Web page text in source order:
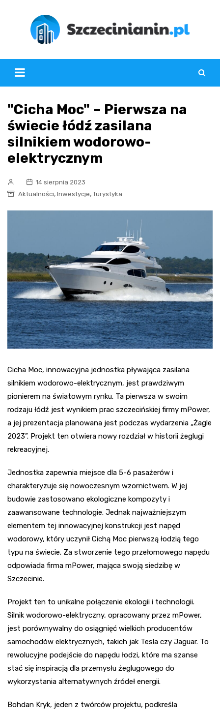
"Cicha Moc" – Pierwsza na
świecie łódź zasilana
silnikiem wodorowo-
elektrycznym
14 sierpnia 2023
Aktualności, Inwestycje, Turystyka
Cicha Moc, innowacyjna jednostka pływająca zasilana
silnikiem wodorowo-elektrycznym, jest prawdziwym
pionierem na światowym rynku. Ta pierwsza w swoim
rodzaju łódź jest wynikiem prac szczecińskiej firmy mPower,
a jej prezentacja planowana jest podczas wydarzenia „Żagle
2023”. Projekt ten otwiera nowy rozdział w historii żeglugi
rekreacyjnej.
Jednostka zapewnia miejsce dla 5-6 pasażerów i
charakteryzuje się nowoczesnym wzornictwem. W jej
budowie zastosowano ekologiczne kompozyty i
zaawansowane technologie. Jednak najważniejszym
elementem tej innowacyjnej konstrukcji jest napęd
wodorowy, który uczynił Cichą Moc pierwszą łodzią tego
typu na świecie. Za stworzenie tego przełomowego napędu
odpowiada firma mPower, mająca swoją siedzibę w
Szczecinie.
Projekt ten to unikalne połączenie ekologii i technologii.
Silnik wodorowo-elektryczny, opracowany przez mPower,
jest porównywalny do osiągnięć wielkich producentów
samochodów elektrycznych, takich jak Tesla czy Jaguar. To
rewolucyjne podejście do napędu łodzi, które ma szanse
stać się inspiracją dla przemysłu żeglugowego do
wykorzystania alternatywnych źródeł energii.
Bohdan Kryk, jeden z twórców projektu, podkreśla